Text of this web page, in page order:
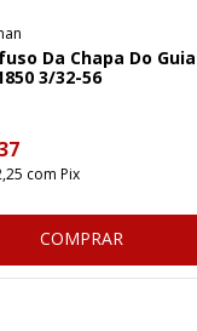
Da Chapa Do
3/32-56
com Pix
COMPRAR